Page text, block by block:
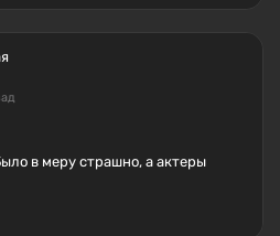
в меру страшно, а актеры